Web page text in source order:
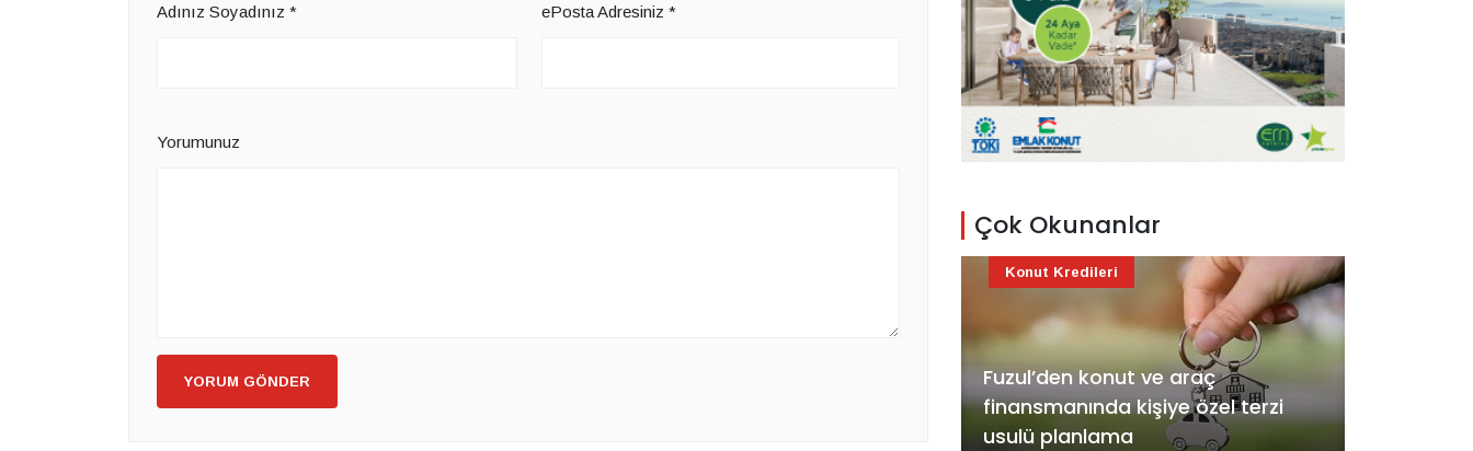
Adınız Soyadınız * ePosta Adresiniz *
Yorumunuz
YORUM GÖNDER
Çok Okunanlar
Fuzul’den konut ve araç
finansmanında kişiye özel terzi
usulü planlama
Konut Kredileri